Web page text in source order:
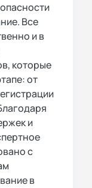
Все
и в
которые
от
и
с
в